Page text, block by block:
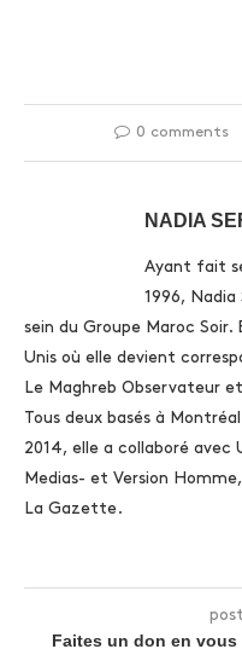
0 comments
NADIA
Ayant fait
1996,
sein du Groupe Maroc Soir.
Unis où elle devient
Le Maghreb Observateur
Tous deux basés à
2014, elle a collaboré avec
Medias- et Version
La Gazette.
Faites un don en vous